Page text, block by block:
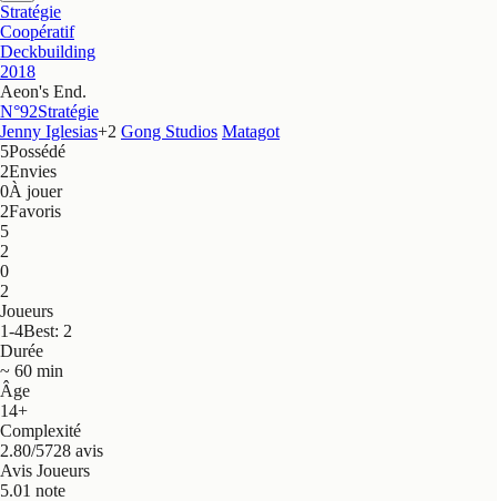
Stratégie
Coopératif
Deckbuilding
2018
Aeon's End.
N°92Stratégie
Jenny Iglesias+2 Gong Studios Matagot
5Possédé
2Envies
0À jouer
2Favoris
5
2
0
2
Joueurs
1-4Best: 2
Durée
~ 60 min
Âge
14+
Complexité
2.80/5728 avis
Avis Joueurs
5.01 note